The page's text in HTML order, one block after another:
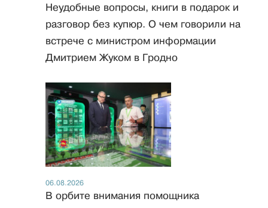
Неудобные вопросы, книги в подарок и
разговор без купюр. О чем говорили на
встрече с министром информации
Дмитрием Жуком в Гродно
06.08.2026
В орбите внимания помощника